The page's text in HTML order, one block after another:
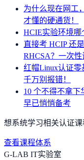
为什么现在网工
才懂的硬通货！
HCIE实验环境哪
直接考 HCIP 还
RHCSA？一次性
红帽Linux认证零
千万别报错！
10 个不得不拿下
早已悄悄备考
想系统学习相关认证课
查看课程体系
G-LAB IT实验室